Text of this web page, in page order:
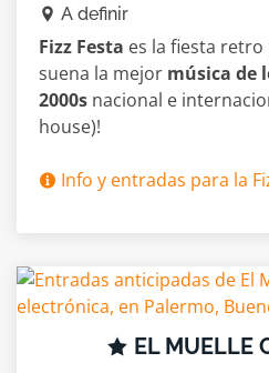
A definir
Fizz Festa es la fiesta
suena la mejor música de
2000s nacional e
house)!
Info y entradas para la
EL MUELLE